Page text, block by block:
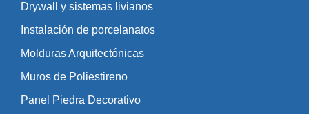
Drywall y sistemas livianos
Instalación de porcelanatos
Molduras Arquitectónicas
Muros de Poliestireno
Panel Piedra Decorativo